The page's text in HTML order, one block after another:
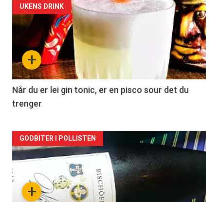
Forsiden
akkurat
nå
-
2
+
UKENS DRINK
Når du er lei gin tonic, er en pisco sour det du
trenger
Forsiden
akkurat
nå+
GODBITER I POLLISTEN